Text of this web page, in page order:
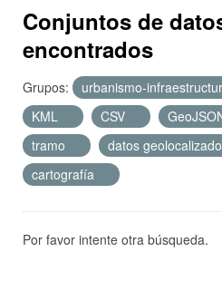
Acerca de
Conjuntos de
encontrados
Grupos: urbanismo-
KML
CSV
tramo
datos
cartografía
Por favor intente otra búsqueda.